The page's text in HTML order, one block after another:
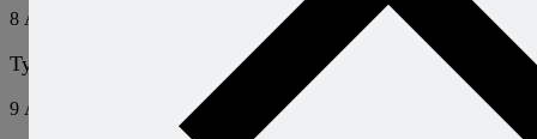
8 Алексей Онегин 23 февраля 2013 Ответить
Тут можно завидовать хотя бы возрасту. :)
9 Андрей 23 февраля 2013